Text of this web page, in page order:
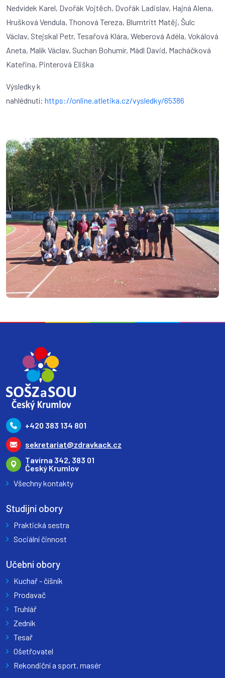
Nedvídek Karel, Dvořák Vojtěch, Dvořák Ladislav, Hajná Alena,
Hrušková Vendula, Thonová Tereza, Blumtritt Matěj, Šulc
Václav, Stejskal Petr, Tesařová Klára, Weberová Adéla, Vokálová
Aneta, Malík Václav, Suchan Bohumír, Mádl David, Macháčková
Kateřina, Pinterová Eliška
Výsledky k
nahlédnutí: https://online.atletika.cz/vysledky/65386
+420 383 134 801
sekretariat@zdravkack.cz
Tavírna 342, 383 01
Český Krumlov
Všechny kontakty
Studijní obory
Praktická sestra
Sociální činnost
Učební obory
Kuchař - číšník
Prodavač
Truhlář
Zedník
Tesař
Ošetřovatel
Rekondiční a sport. masér